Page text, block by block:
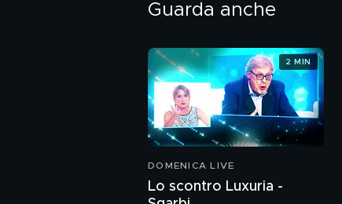
Guarda anche
DOMENICA LIVE
Lo scontro Luxuria -
2 MIN